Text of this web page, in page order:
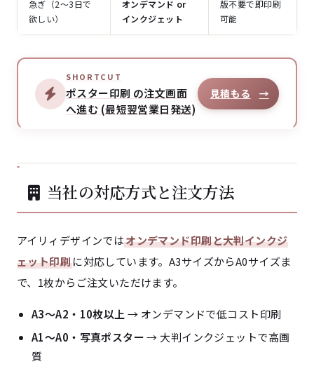
急ぎ（2〜3日で
欲しい）
オンデマンド or
インクジェット
版不要で即印刷
可能
SHORTCUT
ポスター印刷 の注文画面
へ進む (最短翌営業日発送)
見積もる →
当社の対応方式と注文方法
アイリィデザインではオンデマンド印刷と大判インクジ
ェット印刷に対応しています。A3サイズからA0サイズま
で、1枚からご注文いただけます。
A3〜A2・10枚以上 → オンデマンドで低コスト印刷
A1〜A0・写真ポスター→ 大判インクジェットで高画
質